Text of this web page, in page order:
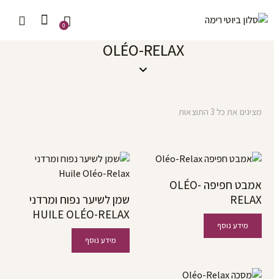
0
OLÉO-RELAX
מציגים את כל ⁦3⁩ התוצאות
אמבט חפיפה OLÉO-
RELAX
מידע נוסף
שמן לשיער נפוח ומרדני
HUILE OLÉO-RELAX
מידע נוסף